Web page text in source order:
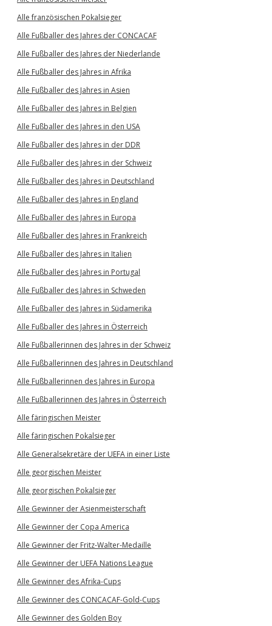
Alle französischen Pokalsieger
Alle Fußballer des Jahres der CONCACAF
Alle Fußballer des Jahres der Niederlande
Alle Fußballer des Jahres in Afrika
Alle Fußballer des Jahres in Asien
Alle Fußballer des Jahres in Belgien
Alle Fußballer des Jahres in den USA
Alle Fußballer des Jahres in der DDR
Alle Fußballer des Jahres in der Schweiz
Alle Fußballer des Jahres in Deutschland
Alle Fußballer des Jahres in England
Alle Fußballer des Jahres in Europa
Alle Fußballer des Jahres in Frankreich
Alle Fußballer des Jahres in Italien
Alle Fußballer des Jahres in Portugal
Alle Fußballer des Jahres in Schweden
Alle Fußballer des Jahres in Südamerika
Alle Fußballer des Jahres in Österreich
Alle Fußballerinnen des Jahres in der Schweiz
Alle Fußballerinnen des Jahres in Deutschland
Alle Fußballerinnen des Jahres in Europa
Alle Fußballerinnen des Jahres in Österreich
Alle färingischen Meister
Alle färingischen Pokalsieger
Alle Generalsekretäre der UEFA in einer Liste
Alle georgischen Meister
Alle georgischen Pokalsieger
Alle Gewinner der Asienmeisterschaft
Alle Gewinner der Copa America
Alle Gewinner der Fritz-Walter-Medaille
Alle Gewinner der UEFA Nations League
Alle Gewinner des Afrika-Cups
Alle Gewinner des CONCACAF-Gold-Cups
Alle Gewinner des Golden Boy